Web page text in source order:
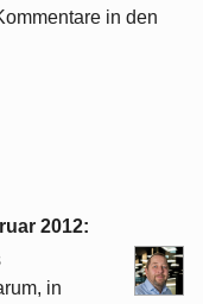
in den
2012:
in